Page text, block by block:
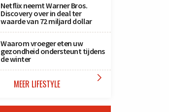
Netflix neemt Warner Bros.
Discovery over in deal ter
waarde van 72 miljard dollar
Waarom vroeger eten uw
gezondheid ondersteunt tijdens
de winter
MEER LIFESTYLE 